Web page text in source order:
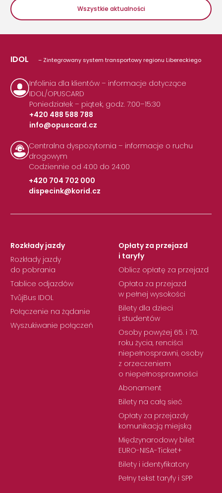
Wszystkie aktualności
IDOL – Zintegrowany system transportowy regionu Libereckiego
Infolinia dla klientów – informacje dotyczące
IDOL/OPUSCARD
Poniedziałek – piątek, godz. 7:00–15:30
+420 488 588 788
|
info@opuscard.cz
Centralna dyspozytornia – informacje o ruchu
drogowym
Codziennie od 4:00 do 24:00
+420 704 702 000
|
dispecink@korid.cz
Rozkłady jazdy
Rozkłady jazdy
do pobrania
Tablice odjazdów
TvůjBus IDOL
Połączenie na żądanie
Wyszukiwanie połączeń
Opłaty za przejazd
i taryfy
Oblicz opłatę za przejazd
Opłata za przejazd
w pełnej wysokości
Bilety dla dzieci
i studentów
Osoby powyżej 65. i 70.
roku życia, renciści
niepełnosprawni, osoby
z orzeczeniem
o niepełnosprawności
Abonament
Bilety na całą sieć
Opłaty za przejazdy
komunikacją miejską
Międzynarodowy bilet
EURO-NISA-Ticket+
Bilety i identyfikatory
Pełny tekst taryfy i SPP